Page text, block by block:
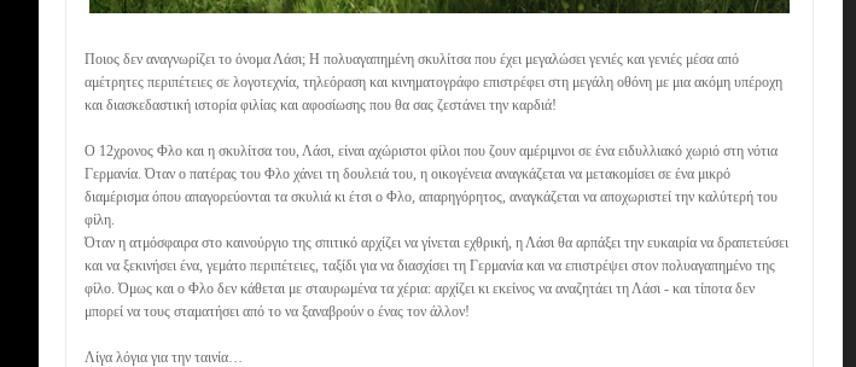
Ποιος δεν αναγνωρίζει το όνομα Λάσι; Η πολυαγαπημένη σκυλίτσα που έχει μεγαλώσει γενιές και γενιές μέσα από
αμέτρητες περιπέτειες σε λογοτεχνία, τηλεόραση και κινηματογράφο επιστρέφει στη μεγάλη οθόνη με μια ακόμη υπέροχη
και διασκεδαστική ιστορία φιλίας και αφοσίωσης που θα σας ζεστάνει την καρδιά!
Ο 12χρονος Φλο και η σκυλίτσα του, Λάσι, είναι αχώριστοι φίλοι που ζουν αμέριμνοι σε ένα ειδυλλιακό χωριό στη νότια
Γερμανία. Όταν ο πατέρας του Φλο χάνει τη δουλειά του, η οικογένεια αναγκάζεται να μετακομίσει σε ένα μικρό
διαμέρισμα όπου απαγορεύονται τα σκυλιά κι έτσι ο Φλο, απαρηγόρητος, αναγκάζεται να αποχωριστεί την καλύτερή του
φίλη.
Όταν η ατμόσφαιρα στο καινούργιο της σπιτικό αρχίζει να γίνεται εχθρική, η Λάσι θα αρπάξει την ευκαιρία να δραπετεύσει
και να ξεκινήσει ένα, γεμάτο περιπέτειες, ταξίδι για να διασχίσει τη Γερμανία και να επιστρέψει στον πολυαγαπημένο της
φίλο. Όμως και ο Φλο δεν κάθεται με σταυρωμένα τα χέρια: αρχίζει κι εκείνος να αναζητάει τη Λάσι - και τίποτα δεν
μπορεί να τους σταματήσει από το να ξαναβρούν ο ένας τον άλλον!
Λίγα λόγια για την ταινία…